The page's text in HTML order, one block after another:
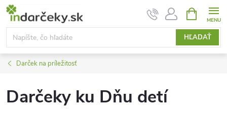
Prejsť
obsah
HĽADAŤ
KOŠÍK
Darček na príležitosť
Darčeky ku Dňu detí